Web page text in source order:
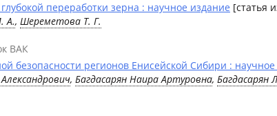
переработки зерна : научное издание [статья
А., Шереметова Т. Г.
ВАК
безопасности регионов Енисейской Сибири :
, Багдасарян Наира Артуровна, Багдасарян